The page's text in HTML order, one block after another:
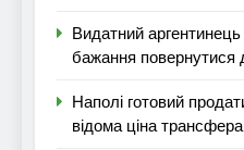
Видатний
бажання повернутися
Наполі готовий
відома ціна трансфера